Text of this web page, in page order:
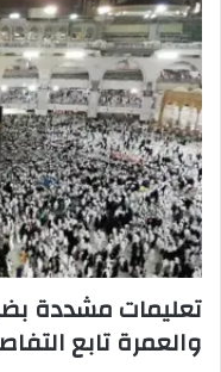
تعليمات مشددة
والعمرة تابع